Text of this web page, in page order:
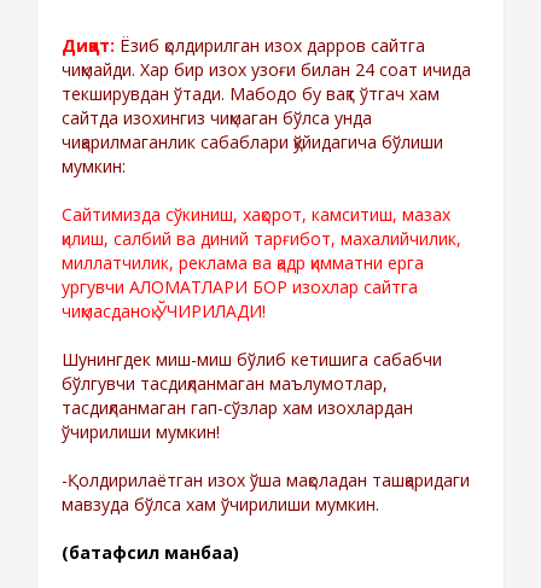
Диққат: Ёзиб қолдирилган изох дарров сайтга
чиқмайди. Хар бир изох узоғи билан 24 соат ичида
текширувдан ўтади. Мабодо бу вақт ўтгач хам
сайтда изохингиз чиқмаган бўлса унда
чиқарилмаганлик сабаблари қўйидагича бўлиши
мумкин:
Сайтимизда сўкиниш, хақорот, камситиш, мазах
қилиш, салбий ва диний тарғибот, махалийчилик,
миллатчилик, реклама ва қадр қимматни ерга
ургувчи АЛОМАТЛАРИ БОР изохлар сайтга
чиқмасданоқ ЎЧИРИЛАДИ!
Шунингдек миш-миш бўлиб кетишига сабабчи
бўлгувчи тасдиқланмаган маълумотлар,
тасдиқланмаган гап-сўзлар хам изохлардан
ўчирилиши мумкин!
-Қолдирилаётган изох ўша мақоладан ташқаридаги
мавзуда бўлса хам ўчирилиши мумкин.
(батафсил манбаа)